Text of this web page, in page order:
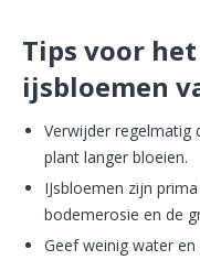
Tips voor
ijsbloemen
Verwijder regelmatig
plant langer bloeien.
IJsbloemen zijn
bodemerosie en de
Geef weinig water